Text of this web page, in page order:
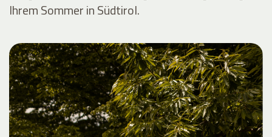
Ihrem Sommer in Südtirol.